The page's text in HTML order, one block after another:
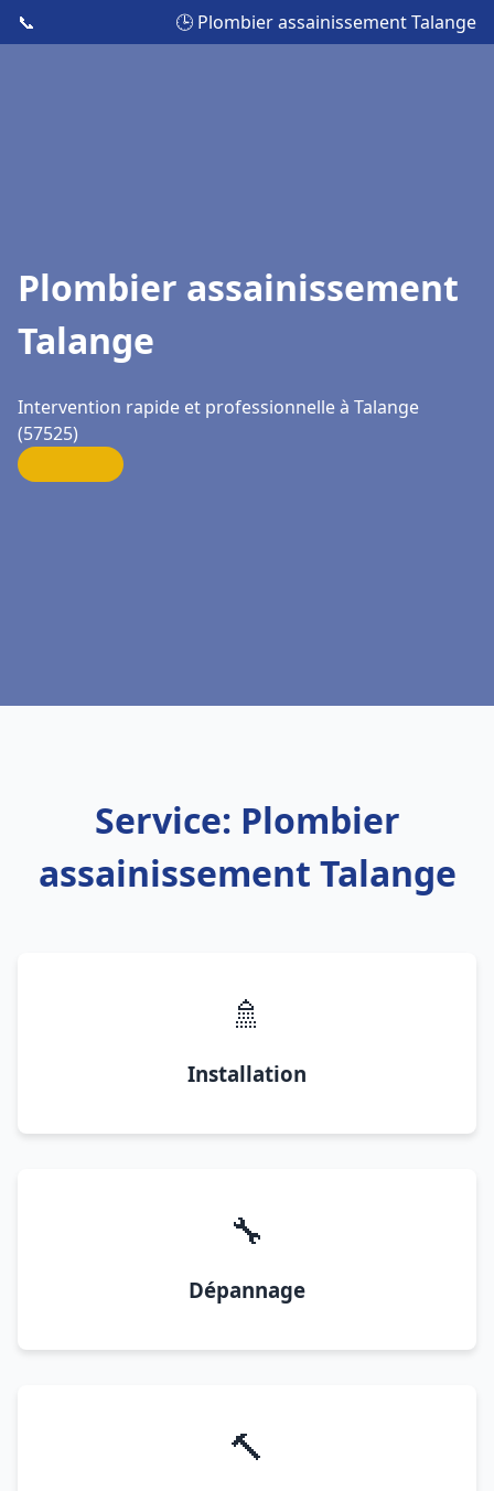
📞 🕒 Plombier assainissement Talange
Plombier assainissement
Talange
Intervention rapide et professionnelle à Talange
(57525)
Service: Plombier
assainissement Talange
🚿
Installation
🔧
Dépannage
🔨